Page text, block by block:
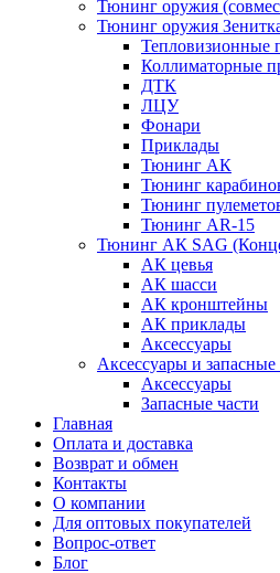
Тюнинг оружия
Тюнинг оружия
Тепловизионные
Коллиматорные
ДТК
ЛЦУ
Фонари
Приклады
Тюнинг АК
Тюнинг
Тюнинг
Тюнинг AR-15
Тюнинг АК SAG
АК цевья
АК шасси
АК кронштейны
АК приклады
Аксессуары
Аксессуары и
Аксессуары
Запасные части
Главная
Оплата и доставка
Возврат и обмен
Контакты
О компании
Для оптовых покупателей
Вопрос-ответ
Блог